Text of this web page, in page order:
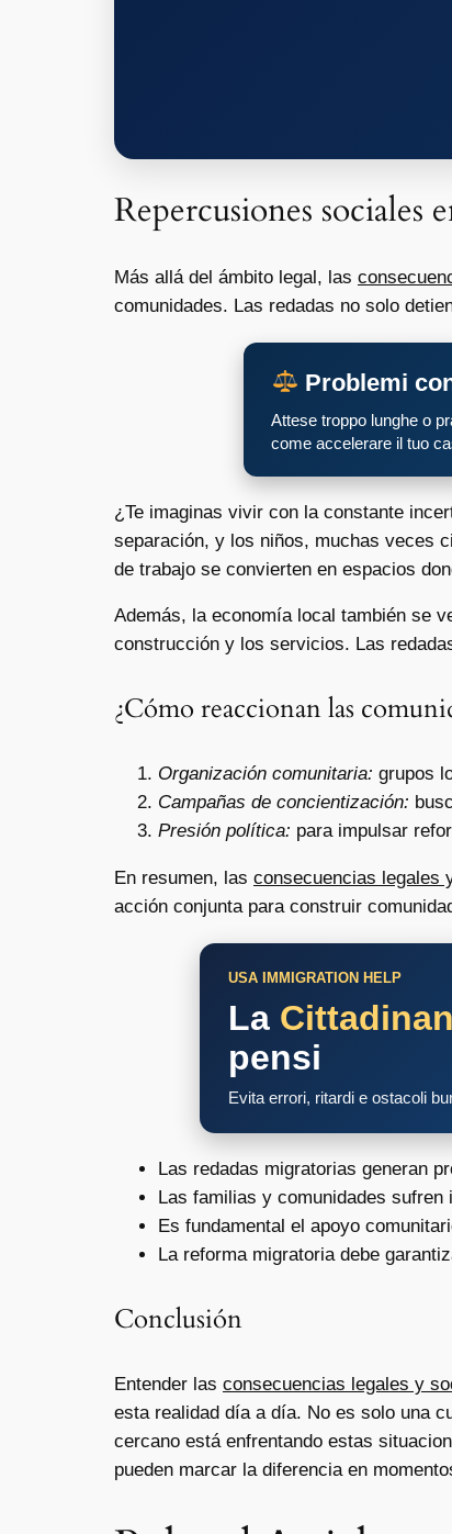
Repercusiones sociales
Más allá del ámbito legal, las
comunidades. Las redadas no solo
Problemi
Attese troppo lunghe o
come accelerare il tuo
¿Te imaginas vivir con la constante
separación, y los niños, muchas veces
de trabajo se convierten en espacios
Además, la economía local también se
construcción y los servicios. Las
¿Cómo reaccionan las
Organización comunitaria: grupos
Campañas de concientización:
Presión política: para impulsar
En resumen, las consecuencias legales
acción conjunta para construir
USA IMMIGRATION HELP
La
pensi
Evita errori, ritardi e ostacoli
Las redadas migratorias generan
Las familias y comunidades
Es fundamental el apoyo
La reforma migratoria debe
Conclusión
Entender las consecuencias legales y
esta realidad día a día. No es solo una
cercano está enfrentando estas
pueden marcar la diferencia en